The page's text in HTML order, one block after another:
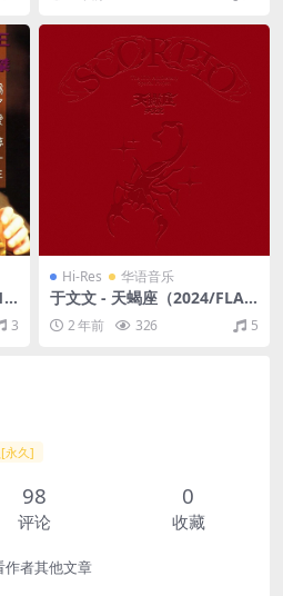
3
Hi-Res 华语音乐
于文文 - 天蝎座（2024/FLA
C/分轨/502M）(24bit/48kH
z) 2 年前 326 5
永久]
98
评论
0
收藏
作者其他文章